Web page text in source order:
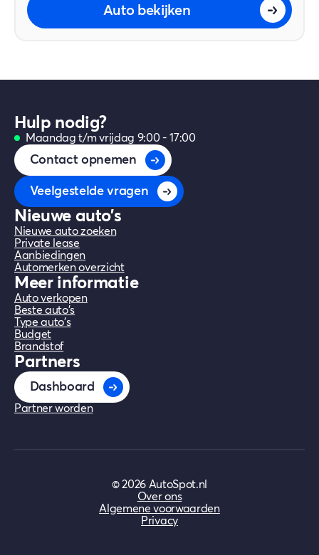
Auto bekijken
Hulp nodig?
Maandag t/m vrijdag 9:00 - 17:00
Contact opnemen
Veelgestelde vragen
Nieuwe auto's
Nieuwe auto zoeken
Private lease
Aanbiedingen
Automerken overzicht
Meer informatie
Auto verkopen
Beste auto's
Type auto's
Budget
Brandstof
Partners
Dashboard
Partner worden
©2026AutoSpot.nl
Over ons
Algemene voorwaarden
Privacy